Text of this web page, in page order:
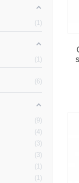
1
1
6
4
3
1
1
3
9